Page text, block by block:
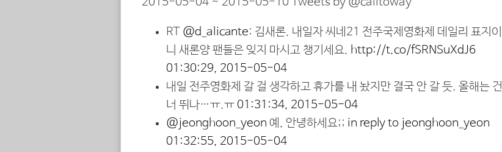
RT @d_alicante: 김새론. 내일자 씨네21 전주국제영화제 데일리 표지이
니 새론양 팬들은 잊지 마시고 챙기세요. http://t.co/fSRNSuXdJ6
01:30:29, 2015-05-04
내일 전주영화제 갈 걸 생각하고 휴가를 내 놨지만 결국 안 갈 듯. 올해는 건
너 뛰나…ㅠ.ㅠ 01:31:34, 2015-05-04
@jeonghoon_yeon 예, 안녕하세요;; in reply to jeonghoon_yeon
01:32:55, 2015-05-04